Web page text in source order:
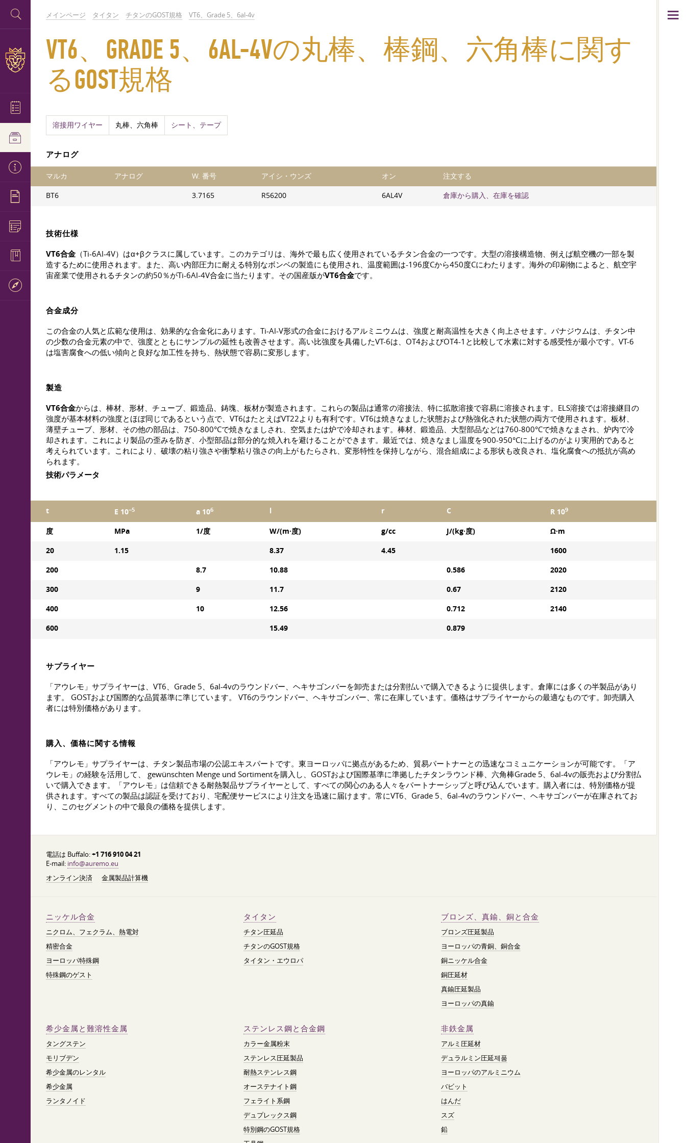
メインページ タイタン チタンのGOST規格 VT6、Grade 5、6al-4v
VT6、GRADE 5、6AL-4Vの丸棒、棒鋼、六角棒に関す
るGOST規格
溶接用ワイヤー 丸棒、六角棒 シート、テープ
アナログ
マルカ アナログ W. 番号 アイシ・ウンズ オン 注文する
ВТ6 3.7165 R56200 6AL4V 倉庫から購入、在庫を確認
技術仕様
VT6合金 （Ti-6Al-4V）はα+βクラスに属しています。このカテゴリは、海外で最も広く使用されているチタン合金の一つです。大型の溶接構造物、例えば航空機の一部を製
造するために使用されます。また、高い内部圧力に耐える特別なボンベの製造にも使用され、温度範囲は-196度Cから450度Cにわたります。海外の印刷物によると、航空宇
宙産業で使用されるチタンの約50％がTi-6Al-4V合金に当たります。その国産版がVT6合金です。
合金成分
この合金の人気と広範な使用は、効果的な合金化にあります。Ti-Al-V形式の合金におけるアルミニウムは、強度と耐高温性を大きく向上させます。バナジウムは、チタン中
の少数の合金元素の中で、強度とともにサンプルの延性も改善させます。高い比強度を具備したVT-6は、OT4およびOT4-1と比較して水素に対する感受性が最小です。VT-6
は塩害腐食への低い傾向と良好な加工性を持ち、熱状態で容易に変形します。
製造
VT6合金からは、棒材、形材、チューブ、鍛造品、鋳塊、板材が製造されます。これらの製品は通常の溶接法、特に拡散溶接で容易に溶接されます。ELS溶接では溶接継目の
強度が基本材料の強度とほぼ同じであるという点で、VT6はたとえばVT22よりも有利です。VT6は焼きなました状態および熱強化された状態の両方で使用されます。板材、
薄壁チューブ、形材、その他の部品は、750-800°Cで焼きなましされ、空気または炉で冷却されます。棒材、鍛造品、大型部品などは760-800°Cで焼きなまされ、炉内で冷
却されます。これにより製品の歪みを防ぎ、小型部品は部分的な焼入れを避けることができます。最近では、焼きなまし温度を900-950°Cに上げるのがより実用的であると
考えられています。これにより、破壊の粘り強さや衝撃粘り強さの向上がもたらされ、変形特性を保持しながら、混合組成による形状も改良され、塩化腐食への抵抗が高め
られます。
技術パラメータ
t E 10−5 a 106 l r C R 109
度 MPa 1/度 W/(m·度) g/cc J/(kg·度) Ω·m
20 1.15 8.37 4.45 1600
200 8.7 10.88 0.586 2020
300 9 11.7 0.67 2120
400 10 12.56 0.712 2140
600 15.49 0.879
サプライヤー
「アウレモ」サプライヤーは、VT6、Grade 5、6al-4vのラウンドバー、ヘキサゴンバーを卸売または分割払いで購入できるように提供します。倉庫には多くの半製品があり
ます。 GOSTおよび国際的な品質基準に準じています。 VT6のラウンドバー、ヘキサゴンバー、常に在庫しています。価格はサプライヤーからの最適なものです。卸売購入
者には特別価格があります。
購入、価格に関する情報
「アウレモ」サプライヤーは、チタン製品市場の公認エキスパートです。東ヨーロッパに拠点があるため、貿易パートナーとの迅速なコミュニケーションが可能です。「ア
ウレモ」の経験を活用して、 gewünschten Menge und Sortimentを購入し、GOSTおよび国際基準に準拠したチタンラウンド棒、六角棒Grade 5、6al-4vの販売および分割払
いで購入できます。「アウレモ」は信頼できる耐熱製品サプライヤーとして、すべての関心のある人々をパートナーシップと呼び込んでいます。購入者には、特別価格が提
供されます。すべての製品は認証を受けており、宅配便サービスにより注文を迅速に届けます。常にVT6、Grade 5、6al-4vのラウンドバー、ヘキサゴンバーが在庫されてお
り、このセグメントの中で最良の価格を提供します。
電話は Buffalo:+1 716 910 04 21
E-mail: info@auremo.eu
オンライン決済
金属製品計算機
ニッケル合金
ニクロム、フェクラム、熱電対
精密合金
ヨーロッパ特殊鋼
特殊鋼のゲスト
タイタン
チタン圧延品
チタンのGOST規格
タイタン・エウロパ
ブロンズ、真鍮、銅と合金
ブロンズ圧延製品
ヨーロッパの青銅、銅合金
銅ニッケル合金
銅圧延材
真鍮圧延製品
ヨーロッパの真鍮
希少金属と難溶性金属
タングステン
モリブデン
希少金属のレンタル
希少金属
ランタノイド
ステンレス鋼と合金鋼
カラー金属粉末
ステンレス圧延製品
耐熱ステンレス鋼
オーステナイト鋼
フェライト系鋼
デュプレックス鋼
特別鋼のGOST規格
非鉄金属
アルミ圧延材
デュラルミン圧延제품
ヨーロッパのアルミニウム
バビット
はんだ
スズ
鉛